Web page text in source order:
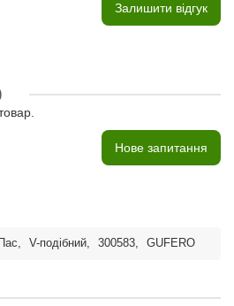
Залишити відгук
Нове запитання
Пас, V-подібний, 300583, GUFERO